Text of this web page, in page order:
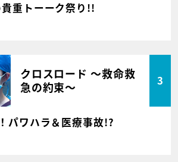
重トーーク祭り!!
クロスロード ～救命救
急の約束～
3
パワハラ＆医療事故!?